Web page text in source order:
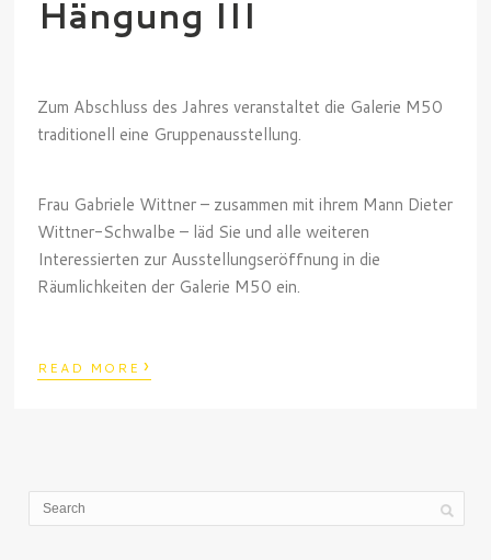
Hängung III
Zum Abschluss des Jahres veranstaltet die Galerie M50
traditionell eine Gruppenausstellung.
Frau Gabriele Wittner – zusammen mit ihrem Mann Dieter
Wittner-Schwalbe – läd Sie und alle weiteren
Interessierten zur Ausstellungseröffnung in die
Räumlichkeiten der Galerie M50 ein.
READ MORE ›